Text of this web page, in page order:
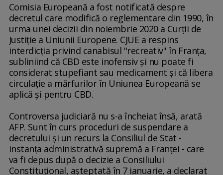
Comisia Europeană a fost notificată despre
decretul care modifică o reglementare din 1990, în
urma unei decizii din noiembrie 2020 a Curţii de
Justiţie a Uniunii Europene. CJUE a respins
interdicţia privind canabisul "recreativ" în Franţa,
subliniind că CBD este inofensiv şi nu poate fi
considerat stupefiant sau medicament şi că libera
circulaţie a mărfurilor în Uniunea Europeană se
aplică şi pentru CBD.
Controversa judiciară nu s-a încheiat însă, arată
AFP. Sunt în curs proceduri de suspendare a
decretului şi un recurs la Consiliul de Stat -
instanţa administrativă supremă a Franţei - care
va fi depus după o decizie a Consiliului
Constituţional, aşteptată în 7 ianuarie, a declarat